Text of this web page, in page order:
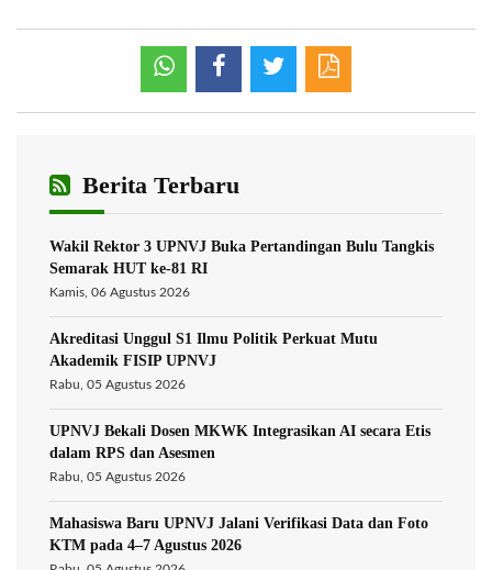
Berita Terbaru
Wakil Rektor 3 UPNVJ Buka Pertandingan Bulu Tangkis
Semarak HUT ke-81 RI
Kamis, 06 Agustus 2026
Akreditasi Unggul S1 Ilmu Politik Perkuat Mutu
Akademik FISIP UPNVJ
Rabu, 05 Agustus 2026
UPNVJ Bekali Dosen MKWK Integrasikan AI secara Etis
dalam RPS dan Asesmen
Rabu, 05 Agustus 2026
Mahasiswa Baru UPNVJ Jalani Verifikasi Data dan Foto
KTM pada 4–7 Agustus 2026